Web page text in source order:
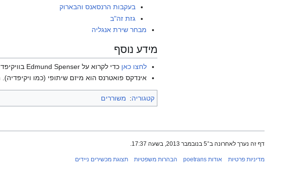
בעקבות הרנסאנס והבארוק
גזת זה"ב
מבחר שירת אנגליה
מידע נוסף
לחצו כאן כדי לקרוא על Edmund Spenser בוויקיפדיה האנגלית.
אינדקס פואטרנס הוא מיזם שיתופי (כמו
קטגוריה: משוררים
דף זה נערך לאחרונה ב־5 בנובמבר 2013, בשעה 17:37.
מדיניות פרטיות אודות poetrans הבהרות משפטיות תצוגת מכשירים ניידים